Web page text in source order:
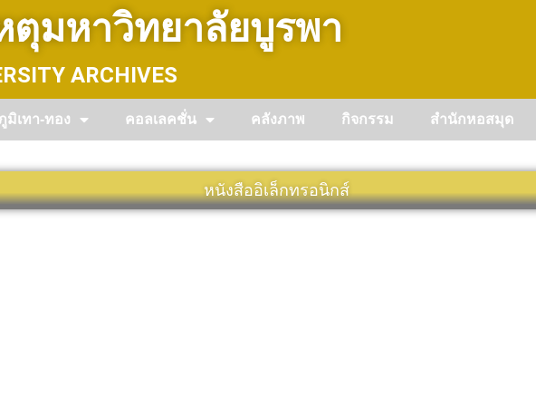
ตุมหาวิทยาลัยบูรพา
ARCHIVES
มิเทา-ทอง คอลเลคชั่น คลังภาพ กิจกรรม สำนักหอสมุด
หนังสืออิเล็กทรอนิกส์